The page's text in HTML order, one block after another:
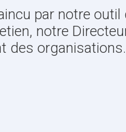
par notre
notre
des organisations.